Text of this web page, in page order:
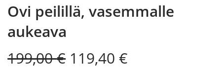
Ovi peilillä, vasemmalle
aukeava
199,00€ Original
119,40 €